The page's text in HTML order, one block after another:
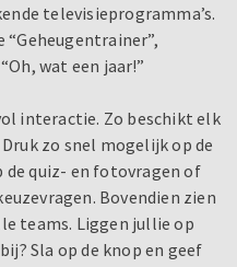
televisieprogramma’s.
“Geheugentrainer”,
wat een jaar!”
interactie. Zo beschikt elk
zo snel mogelijk op de
de quiz- en fotovragen of
Bovendien zien
teams. Liggen jullie op
Sla op de knop en geef